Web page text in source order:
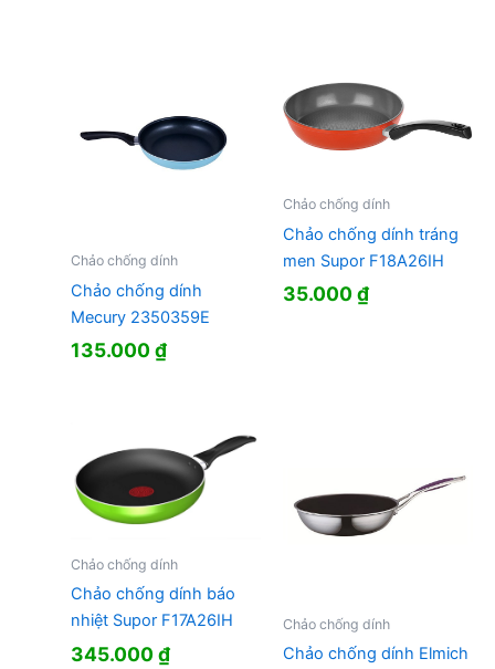
Chảo chống dính
Chảo chống dính
Mecury 2350359E
135.000₫
Chảo chống dính
Chảo chống dính tráng
men Supor F18A26IH
35.000₫
Chảo chống dính
Chảo chống dính báo
nhiệt Supor F17A26IH
345.000₫
Chảo chống dính
Chảo chống dính Elmich